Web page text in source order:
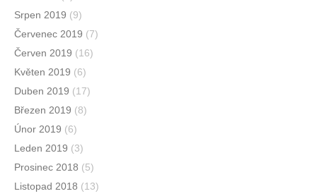
Srpen 2019 (9)
Červenec 2019 (7)
Červen 2019 (16)
Květen 2019 (6)
Duben 2019 (17)
Březen 2019 (8)
Únor 2019 (6)
Leden 2019 (3)
Prosinec 2018 (5)
Listopad 2018 (13)